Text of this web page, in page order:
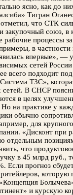
ясно, как до
Тигран
что СТК
закупочный союз,
рабочие процессы
в
впервые», —
сетей
всего подходит
Т3С»,
сетей. В СНСР
в целях
на практике у
обычно
для
«Дисконт при
отдельным
что
в 45 млрд руб.,
Если прогноз
которую
и курскую